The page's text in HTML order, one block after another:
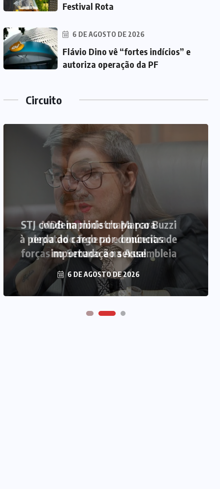
Festival Rota
6 DE AGOSTO DE 2026
Flávio Dino vê “fortes indícios” e
autoriza operação da PF
Circuito
MDB implode chapa para
deputado federal e concentra
forças no Senado e na Assembleia
6 DE AGOSTO DE 2026